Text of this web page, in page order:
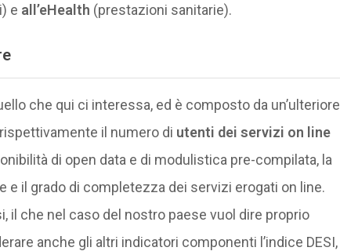
e all’eHealth (prestazioni sanitarie).
che qui ci interessa, ed è composto da un’ulteriore
il numero di utenti dei servizi on line
di open data e di modulistica pre-compilata, la
e il grado di completezza dei servizi erogati on line.
il che nel caso del nostro paese vuol dire proprio
anche gli altri indicatori componenti l’indice DESI,